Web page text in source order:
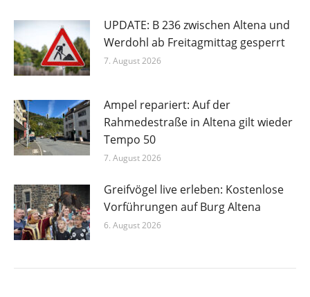
UPDATE: B 236 zwischen Altena und
Werdohl ab Freitagmittag gesperrt
7. August 2026
Ampel repariert: Auf der
Rahmedestraße in Altena gilt wieder
Tempo 50
7. August 2026
Greifvögel live erleben: Kostenlose
Vorführungen auf Burg Altena
6. August 2026